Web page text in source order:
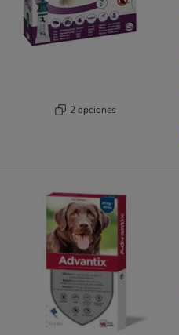
2 opciones